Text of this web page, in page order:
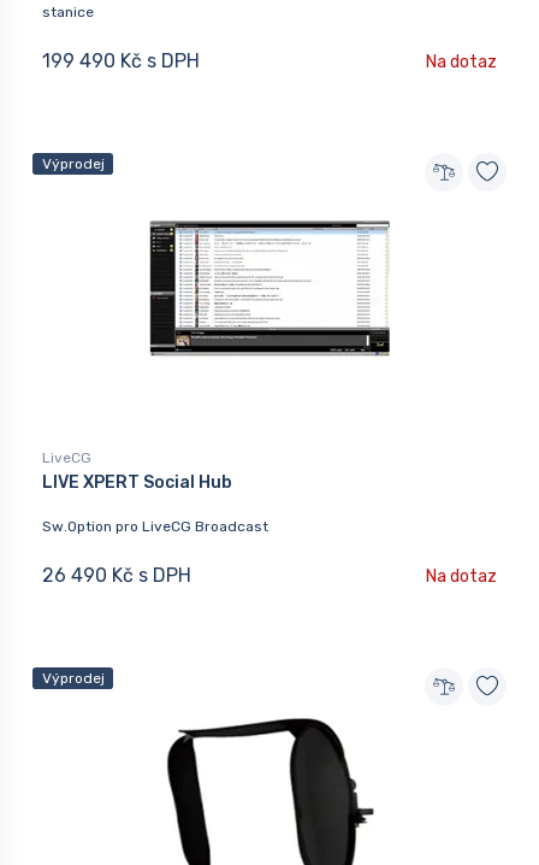
stanice
199 490 Kč s DPH Na dotaz
Výprodej
LiveCG
LIVE XPERT Social Hub
Sw.Option pro LiveCG Broadcast
26 490 Kč s DPH Na dotaz
Výprodej